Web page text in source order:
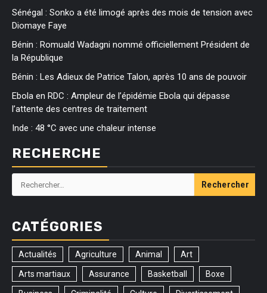
Sénégal : Sonko a été limogé après des mois de tension avec
Diomaye Faye
Bénin : Romuald Wadagni nommé officiellement Président de
la République
Bénin : Les Adieux de Patrice Talon, après 10 ans de pouvoir
Ebola en RDC : Ampleur de l’épidémie Ebola qui dépasse
l’attente des centres de traitement
Inde : 48 °C avec une chaleur intense
RECHERCHE
Rechercher :
CATÉGORIES
Actualités Agriculture Animal Art
Arts martiaux Assurance Basketball Boxe